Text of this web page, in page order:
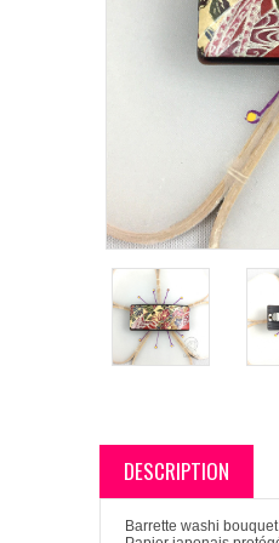
DESCRIPTION
Barrette washi